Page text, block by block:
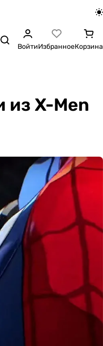
ВойтиИзбранноеКорзина
из X-Men